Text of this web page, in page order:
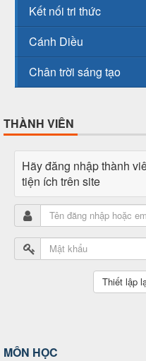
Kết nối tri thức
Cánh Diều
Chân trời sáng tạo
THÀNH VIÊN
Hãy đăng nhập thành
tiện ích trên site
MÔN HỌC